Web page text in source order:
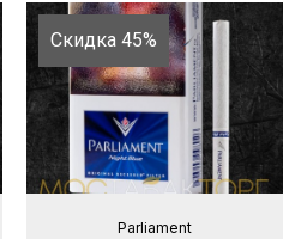
Скидка 45%
Parliament